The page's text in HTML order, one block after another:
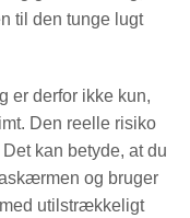
til den tunge lugt
er derfor ikke kun,
Den reelle risiko
kan betyde, at du
og bruger
utilstrækkeligt